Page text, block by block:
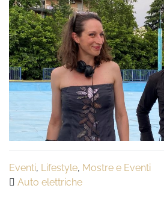
Eventi, Lifestyle, Mostre e Eventi
Auto elettriche